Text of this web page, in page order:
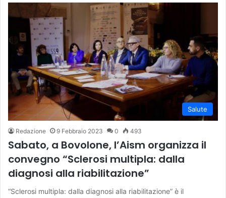
Salute
Redazione 9 Febbraio 2023 0 493
Sabato, a Bovolone, l’Aism organizza il
convegno “Sclerosi multipla: dalla
diagnosi alla riabilitazione”
“Sclerosi multipla: dalla diagnosi alla riabilitazione” è il